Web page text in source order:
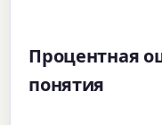
Процентная
понятия